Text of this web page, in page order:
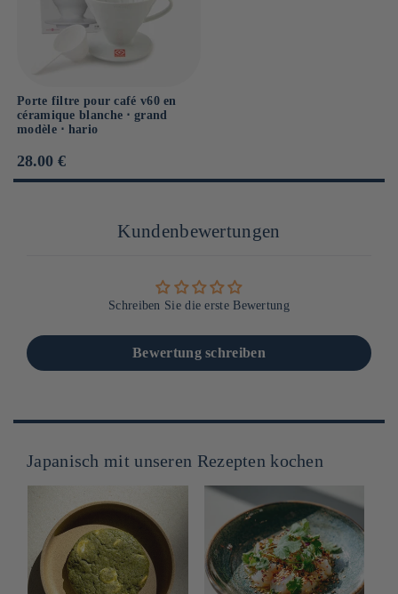
Porte filtre pour café v60 en
céramique blanche ⋅ grand
modèle ⋅ hario
Prix
habituel
28.00 €
Kundenbewertungen
Schreiben Sie die erste Bewertung
Bewertung schreiben
Japanisch mit unseren Rezepten kochen